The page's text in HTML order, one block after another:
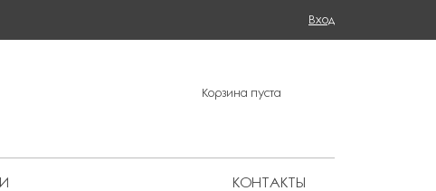
ФОРМА ПОИСКАВход
Корзина пуста
КОНТАКТЫ